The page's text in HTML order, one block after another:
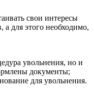
свои интересы
для этого необходимо,
увольнения, но и
документы;
для увольнения.